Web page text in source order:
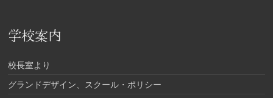
学校案内
校長室より
グランドデザイン、スクール・ポリシー